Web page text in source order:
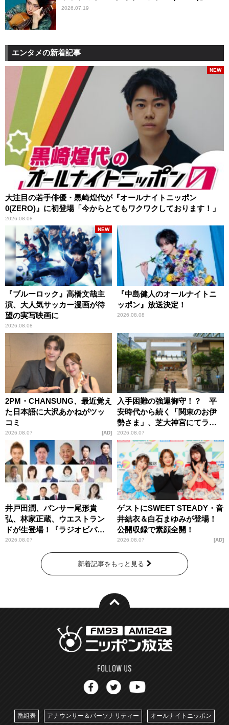
2026.07.19
エンタメの新着記事
大注目の若手俳優・黒崎煌代が『オールナイトニッポン
0(ZERO)』に初登場「今からとてもワクワクしております！」
2026.08.08
NEW
『ブルーロック』高橋文哉主
演、大人気サッカー漫画が待
望の実写映画に
2026.08.08
NEW
『中島健人のオールナイトニ
ッポン』放送決定！
2026.08.08
2PM・CHANSUNG、最近覚え
た日本語に大沢あかねがツッ
コミ
2026.08.07 AD
入手困難の強運御守！？ 平
安時代から続く「関東のお伊
勢さま」、芝大神宮にてラン
パンプスが合格祈願！
2026.08.07
井戸田潤、パンサー尾形貴
弘、林家正蔵、ウエストラン
ドが生登場！『ラジオビバリ
ー昼ズ』
2026.08.07
ゲストにSWEET STEADY・音
井結衣＆白石まゆみが登場！
公開収録で素顔全開！
2026.08.07 AD
新着記事をもっと見る
番組表 アナウンサー＆パーソナリティー オールナイトニッポン